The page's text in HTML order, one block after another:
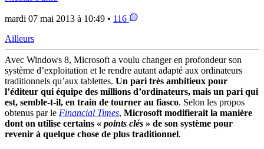
mardi 07 mai 2013 à 10:49 • 116
Ailleurs
Avec Windows 8, Microsoft a voulu changer en profondeur son
système d’exploitation et le rendre autant adapté aux ordinateurs
traditionnels qu’aux tablettes. Un pari très ambitieux pour
l’éditeur qui équipe des millions d’ordinateurs, mais un pari qui
est, semble-t-il, en train de tourner au fiasco. Selon les propos
obtenus par le Financial Times, Microsoft modifierait la manière
dont on utilise certains « points clés » de son système pour
revenir à quelque chose de plus traditionnel.